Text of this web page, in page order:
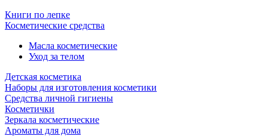
Книги по лепке
Косметические средства
Масла косметические
Уход за телом
Детская косметика
Наборы для изготовления косметики
Средства личной гигиены
Косметички
Зеркала косметические
Ароматы для дома